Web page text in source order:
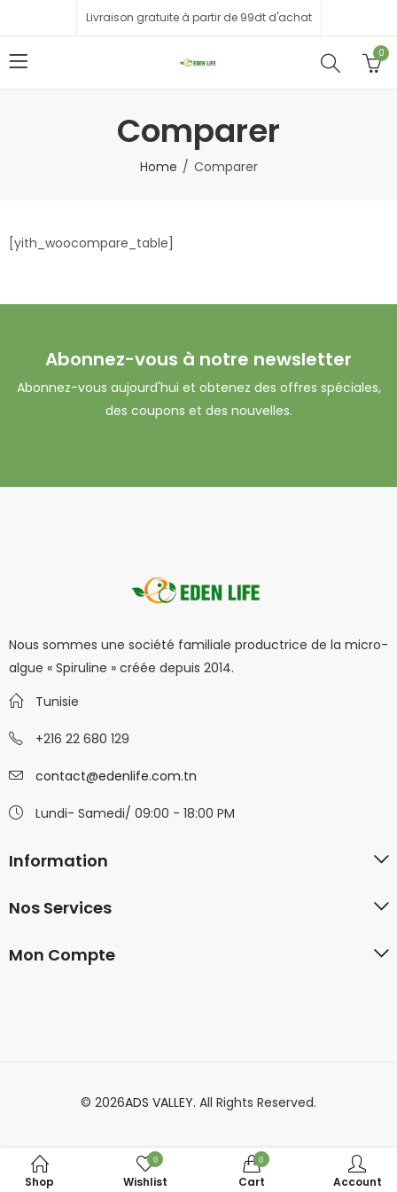
Livraison gratuite à partir de 99dt d'achat
0
Comparer
Home Comparer
[yith_woocompare_table]
Abonnez-vous à notre newsletter
Abonnez-vous aujourd'hui et obtenez des offres spéciales,
des coupons et des nouvelles.
Nous sommes une société familiale productrice de la micro-
algue « Spiruline » créée depuis 2014.
Tunisie
+216 22 680 129
contact@edenlife.com.tn
Lundi- Samedi/ 09:00 - 18:00 PM
Information
Nos Services
Mon Compte
© 2026ADS VALLEY. All Rights Reserved.
Shop
0
Wishlist
0
Cart Account